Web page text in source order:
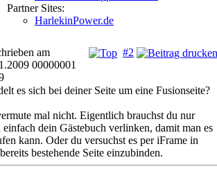
Partner Sites:
HarlekinPower.de
#2
am
00000001
es sich bei deiner Seite um eine Fusionseite?
mal nicht. Eigentlich brauchst du nur
einfach dein Gästebuch verlinken, damit man es
kann. Oder du versuchst es per iFrame in
bestehende Seite einzubinden.